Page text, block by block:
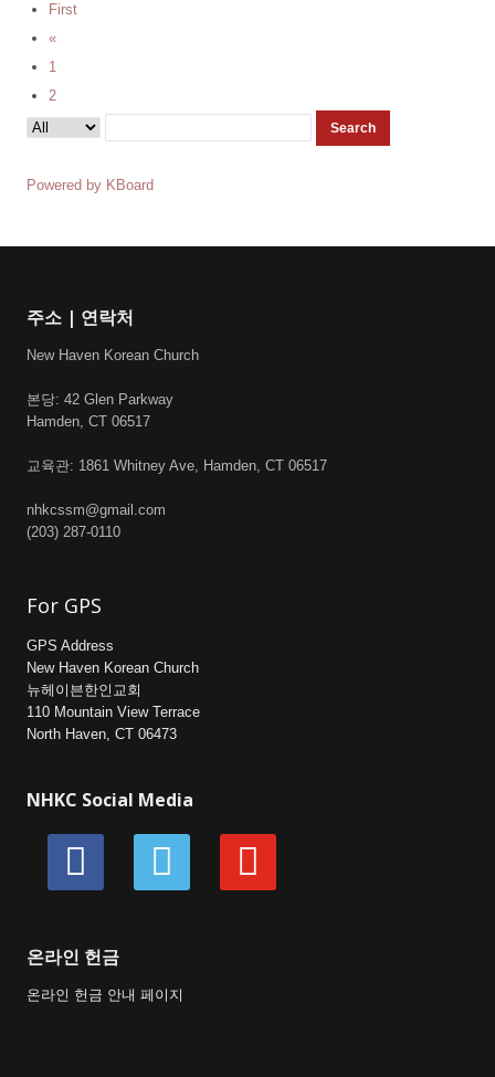
First
«
1
2
Search
Powered by KBoard
주소 | 연락처
New Haven Korean Church
본당: 42 Glen Parkway
Hamden, CT 06517
교육관: 1861 Whitney Ave, Hamden, CT 06517
nhkcssm@gmail.com
(203) 287-0110
For GPS
GPS Address
New Haven Korean Church
뉴헤이븐한인교회
110 Mountain View Terrace
North Haven, CT 06473
NHKC Social Media
facebook vimeo youtube
온라인 헌금
온라인 헌금 안내 페이지